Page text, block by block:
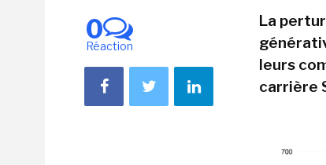
0
Réaction
La
leurs
carrière